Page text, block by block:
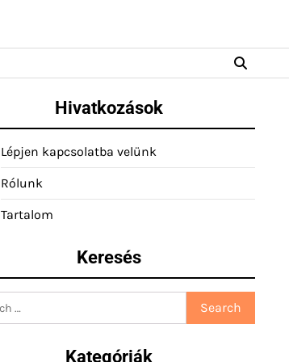
Hivatkozások
Lépjen kapcsolatba velünk
Rólunk
Tartalom
Keresés
Kategóriák